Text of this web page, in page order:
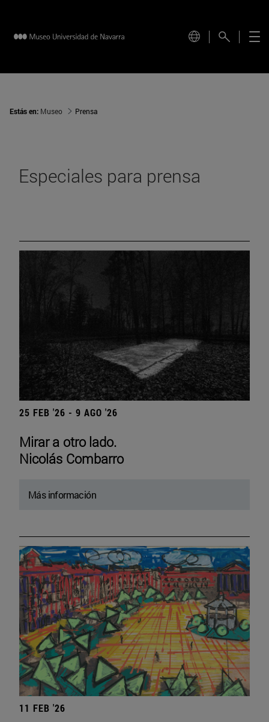
Estás en: Museo Prensa
Especiales para prensa
25 FEB '26 - 9 AGO '26
Mirar a otro lado.
Nicolás Combarro
Más información
11 FEB '26